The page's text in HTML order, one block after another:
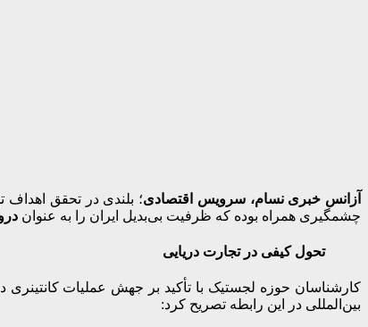
آزانس خبری نسام، سرویس اقتصادی؛ بلندی در تحقق اهداف
چشمگیری همراه بوده که ظرفیت بی‌بدیل ایران را به عنوان
تحول کیفی در تجارت دریایی
کارشناسان حوزه لجستیک با تأکید بر جهش عملیات کانتینری
بین‌المللی در این رابطه تصریح کرد: